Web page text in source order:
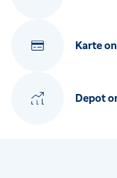
Karte
Depot